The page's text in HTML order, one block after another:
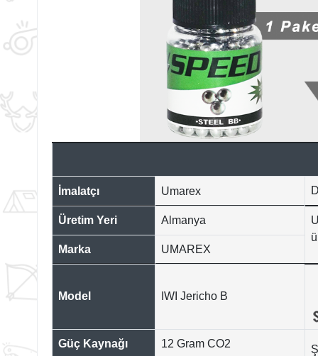
İmalatçı Umarex
Üretim Yeri Almanya
Marka
UMAREX
Model IWI Jericho B
Güç Kaynağı 12 Gram CO2